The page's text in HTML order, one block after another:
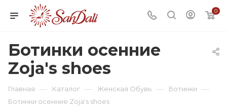
0
Ботинки осенние
Zoja's shoes
Главная — Каталог — Женская Обувь — Ботинки —
Ботинки осенние Zoja's shoes